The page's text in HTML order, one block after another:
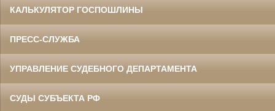
КАЛЬКУЛЯТОР ГОСПОШЛИНЫ
ПРЕСС-СЛУЖБА
УПРАВЛЕНИЕ СУДЕБНОГО ДЕПАРТАМЕНТА
СУДЫ СУБЪЕКТА РФ